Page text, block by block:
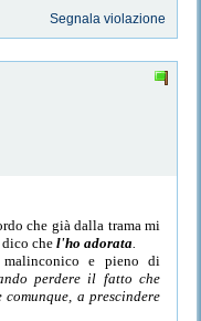
Segnala violazione
che già dalla trama mi
che l'ho adorata
malinconico e pieno di
perdere il fatto che
comunque, a prescindere